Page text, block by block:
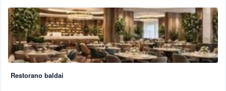
Restorano baldai